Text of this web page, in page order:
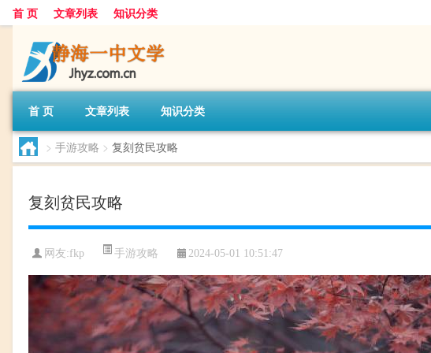
首 页 文章列表 知识分类
首 页 文章列表 知识分类
> 手游攻略 > 复刻贫民攻略
复刻贫民攻略
网友:fkp 手游攻略 2024-05-01 10:51:47